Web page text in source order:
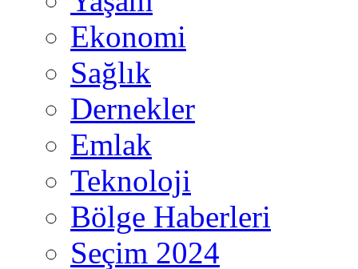
Ekonomi
Sağlık
Dernekler
Emlak
Teknoloji
Bölge Haberleri
Seçim 2024